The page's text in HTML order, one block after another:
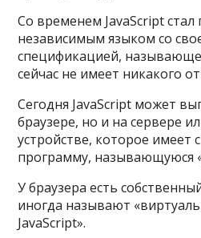
Со временем JavaScript
независимым языком со
спецификацией,
сейчас не имеет никакого
Сегодня JavaScript может
браузере, но и на сервере
устройстве, которое имеет
программу, называющуюся
У браузера есть
иногда называют
JavaScript».